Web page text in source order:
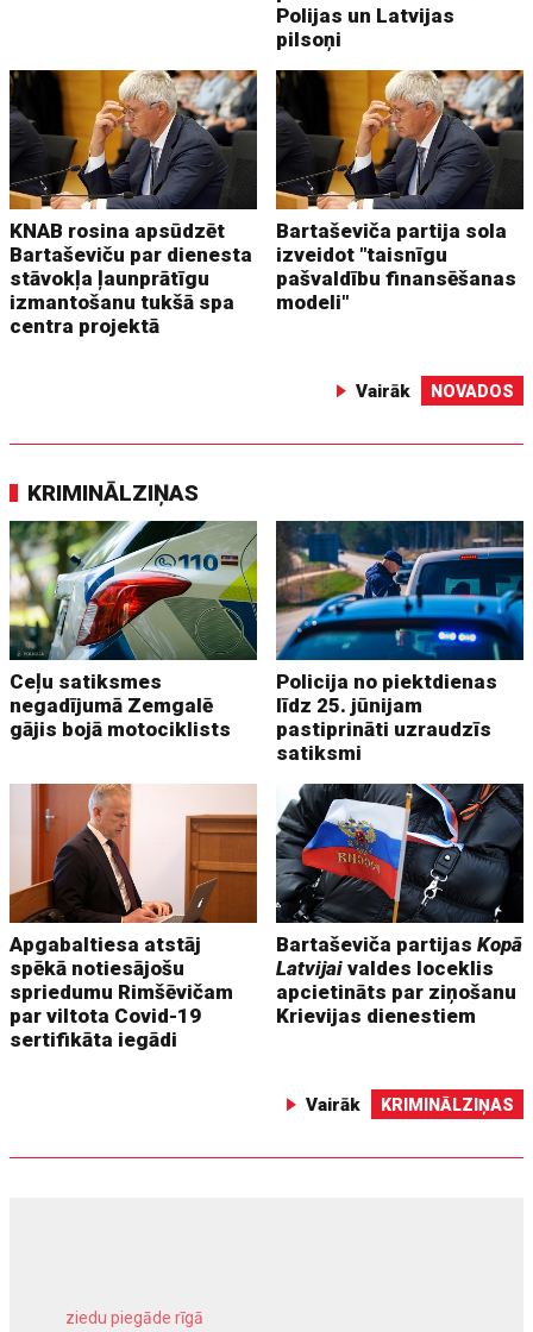
Polijas un Latvijas
pilsoņi
KNAB rosina apsūdzēt
Bartaševiču par dienesta
stāvokļa ļaunprātīgu
izmantošanu tukšā spa
centra projektā
Bartaševiča partija sola
izveidot "taisnīgu
pašvaldību finansēšanas
modeli"
Vairāk NOVADOS
KRIMINĀLZIŅAS
Ceļu satiksmes
negadījumā Zemgalē
gājis bojā motociklists
Policija no piektdienas
līdz 25. jūnijam
pastiprināti uzraudzīs
satiksmi
Apgabaltiesa atstāj
spēkā notiesājošu
spriedumu Rimšēvičam
par viltota Covid-19
sertifikāta iegādi
Bartaševiča partijasKopā
Latvijai valdes loceklis
apcietināts par ziņošanu
Krievijas dienestiem
Vairāk KRIMINĀLZIŅAS
ziedu piegāde rīgā